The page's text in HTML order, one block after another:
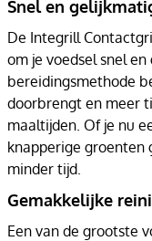
Snel en
De Integrill
om je voedsel snel
bereidingsmethode
doorbrengt en meer
maaltijden. Of je nu
knapperige
minder tijd.
Gemakkelijke
Een van de grootste